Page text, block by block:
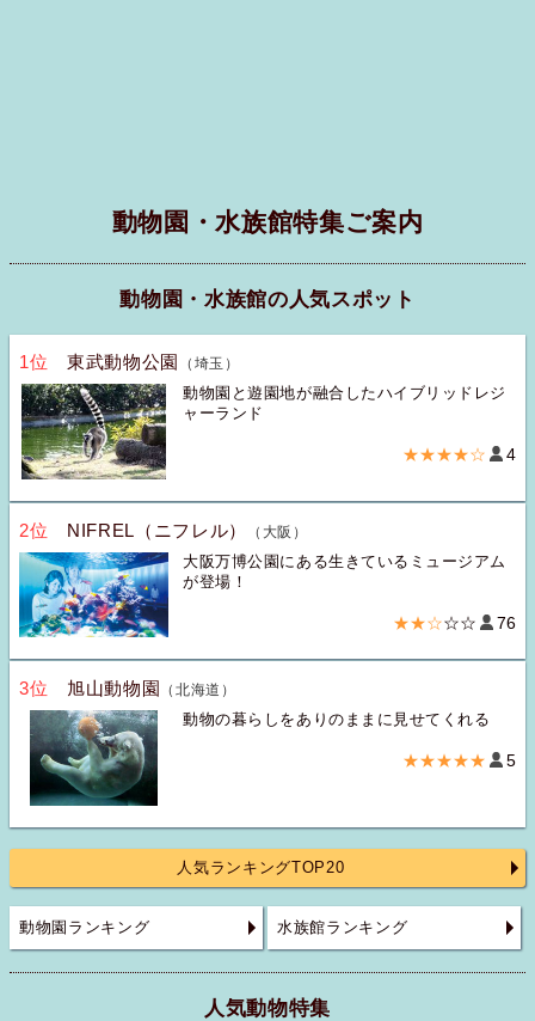
動物園・水族館特集ご案内
動物園・水族館の人気スポット
1位 東武動物公園
（埼玉）
動物園と遊園地が融合したハイブリッドレジ
ャーランド
★★★★☆ 4
2位 NIFREL（ニフレル）
（大阪）
大阪万博公園にある生きているミュージアム
が登場！
★★☆☆☆ 76
3位 旭山動物園 （北海道）
動物の暮らしをありのままに見せてくれる
★★★★★ 5
人気ランキングTOP20
動物園ランキング 水族館ランキング
人気動物特集